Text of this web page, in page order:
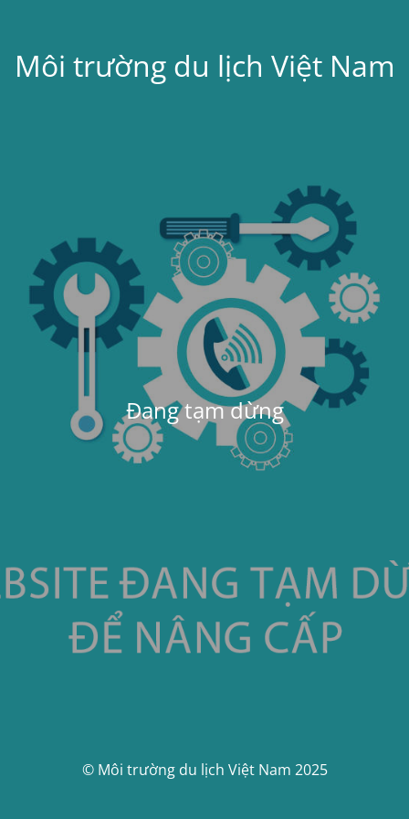
Môi trường du lịch Việt Nam
Đang tạm dừng
© Môi trường du lịch Việt Nam 2025